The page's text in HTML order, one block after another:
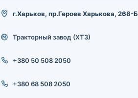
г.Харьков, пр.Героев Харькова, 268-Б
Тракторный завод (ХТЗ)
+380 50 508 2050
+380 68 508 2050